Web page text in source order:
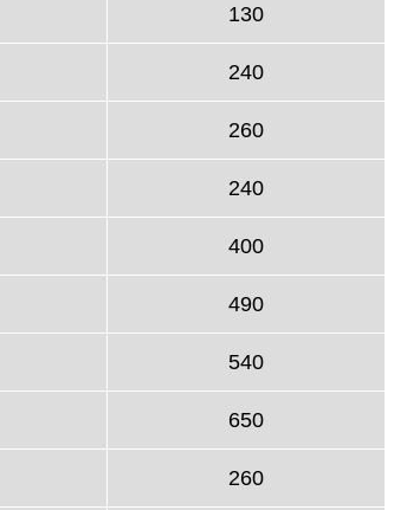
130
240
260
240
400
490
540
650
260